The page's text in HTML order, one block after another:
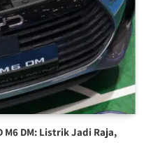
M6 DM: Listrik Jadi Raja,